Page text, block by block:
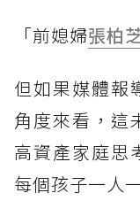
「前媳婦張柏
但如果媒體報
角度來看，這
高資產家庭思
每個孩子一人